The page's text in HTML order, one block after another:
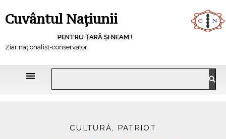
Cuvântul Națiunii
PENTRU ȚARĂ ȘI NEAM !
Ziar naționalist-conservator
CULTURĂ, PATRIOT